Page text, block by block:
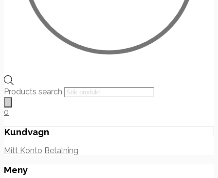
Products search
0
Kundvagn
Mitt Konto Betalning
Meny